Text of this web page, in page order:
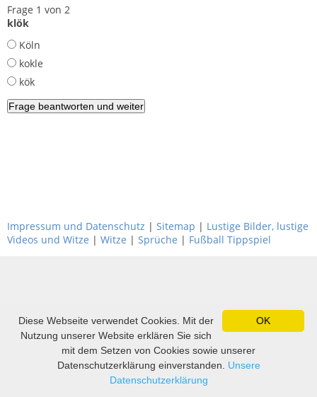
Frage 1 von 2
klök
Köln
kokle
kök
Impressum und Datenschutz | Sitemap | Lustige Bilder, lustige
Videos und Witze | Witze | Sprüche | Fußball Tippspiel
OK
Diese Webseite verwendet Cookies. Mit der
Nutzung unserer Website erklären Sie sich
mit dem Setzen von Cookies sowie unserer
Datenschutzerklärung einverstanden. Unsere
Datenschutzerklärung